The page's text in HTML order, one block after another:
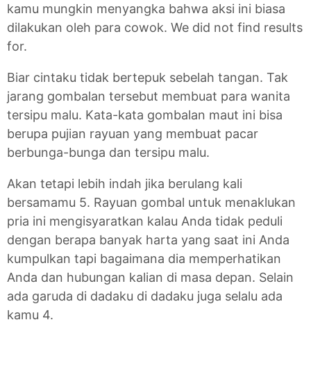
kamu mungkin menyangka bahwa aksi ini biasa
dilakukan oleh para cowok. We did not find results
for.
Biar cintaku tidak bertepuk sebelah tangan. Tak
jarang gombalan tersebut membuat para wanita
tersipu malu. Kata-kata gombalan maut ini bisa
berupa pujian rayuan yang membuat pacar
berbunga-bunga dan tersipu malu.
Akan tetapi lebih indah jika berulang kali
bersamamu 5. Rayuan gombal untuk menaklukan
pria ini mengisyaratkan kalau Anda tidak peduli
dengan berapa banyak harta yang saat ini Anda
kumpulkan tapi bagaimana dia memperhatikan
Anda dan hubungan kalian di masa depan. Selain
ada garuda di dadaku di dadaku juga selalu ada
kamu 4.